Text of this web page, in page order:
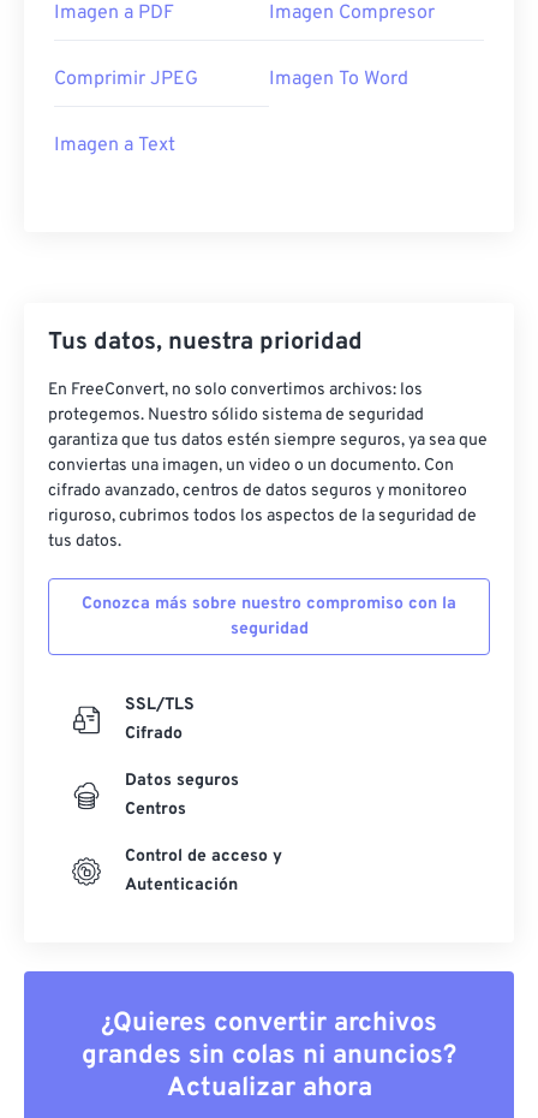
Imagen a PDF Imagen Compresor
Comprimir JPEG Imagen To Word
Imagen a Text
Tus datos, nuestra prioridad
En FreeConvert, no solo convertimos archivos: los
protegemos. Nuestro sólido sistema de seguridad
garantiza que tus datos estén siempre seguros, ya sea que
conviertas una imagen, un video o un documento. Con
cifrado avanzado, centros de datos seguros y monitoreo
riguroso, cubrimos todos los aspectos de la seguridad de
tus datos.
Conozca más sobre nuestro compromiso con la
seguridad
SSL/TLS
Cifrado
Datos seguros
Centros
Control de acceso y
Autenticación
¿Quieres convertir archivos
grandes sin colas ni anuncios?
Actualizar ahora